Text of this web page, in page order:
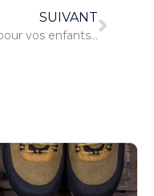
SUIVANT
Micro-crèche : quels loisirs pour vos enfants ?